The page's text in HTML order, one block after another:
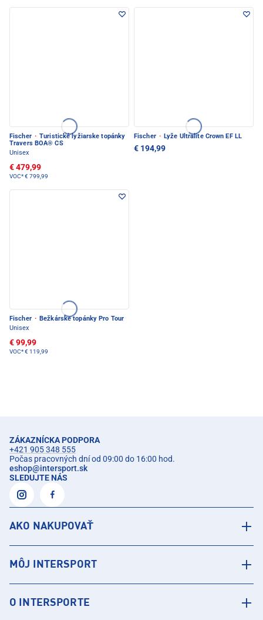
Fischer · Turistické lyžiarske topánky
Travers BOA® CS
Unisex
€ 479,99
VOC*€ 799,99
Fischer · Lyže Ultralite Crown EF LL
€ 194,99
Fischer · Bežkárske topánky Pro Tour
Unisex
€ 99,99
VOC*€ 119,99
ZÁKAZNÍCKA PODPORA
+421 905 348 555
Počas pracovných dní od 09:00 do 16:00 hod.
eshop@intersport.sk
SLEDUJTE NÁS
AKO NAKUPOVAŤ
MÔJ INTERSPORT
O INTERSPORTE